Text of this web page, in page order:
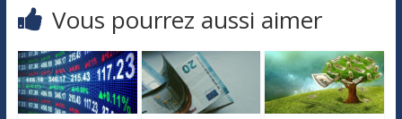
Vous pourrez aussi aimer